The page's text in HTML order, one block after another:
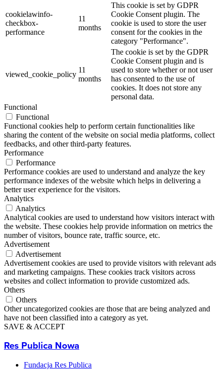
cookielawinfo-
checkbox-
performance
11
months
This cookie is set by GDPR
Cookie Consent plugin. The
cookie is used to store the user
consent for the cookies in the
category "Performance".
viewed_cookie_policy
11
months
The cookie is set by the GDPR
Cookie Consent plugin and is
used to store whether or not user
has consented to the use of
cookies. It does not store any
personal data.
Functional
Functional
Functional cookies help to perform certain functionalities like
sharing the content of the website on social media platforms, collect
feedbacks, and other third-party features.
Performance
Performance
Performance cookies are used to understand and analyze the key
performance indexes of the website which helps in delivering a
better user experience for the visitors.
Analytics
Analytics
Analytical cookies are used to understand how visitors interact with
the website. These cookies help provide information on metrics the
number of visitors, bounce rate, traffic source, etc.
Advertisement
Advertisement
Advertisement cookies are used to provide visitors with relevant ads
and marketing campaigns. These cookies track visitors across
websites and collect information to provide customized ads.
Others
Others
Other uncategorized cookies are those that are being analyzed and
have not been classified into a category as yet.
SAVE & ACCEPT
Res Publica Nowa
Fundacja Res Publica